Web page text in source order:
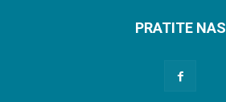
PRATITE NAS